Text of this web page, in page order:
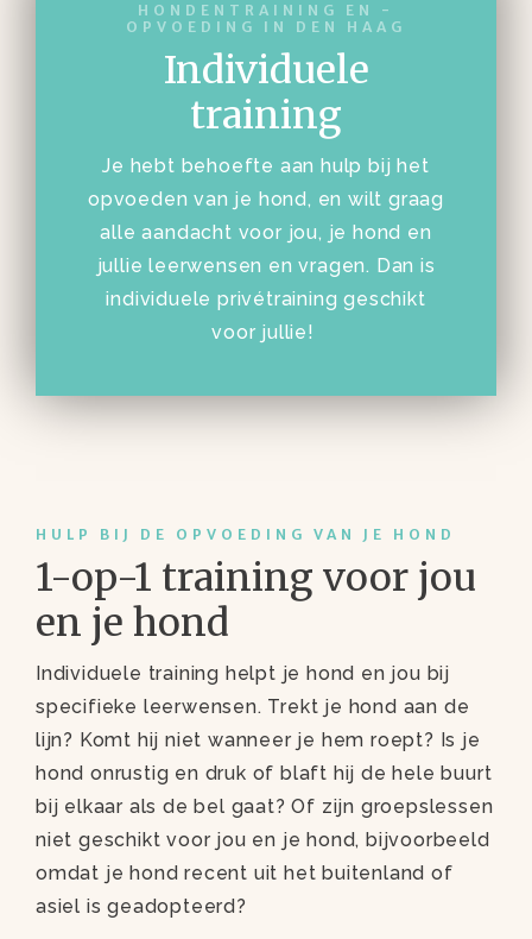
HONDENTRAINING EN -
OPVOEDING IN DEN HAAG
Individuele
training
Je hebt behoefte aan hulp bij het
opvoeden van je hond, en wilt graag
alle aandacht voor jou, je hond en
jullie leerwensen en vragen. Dan is
individuele privétraining geschikt
voor jullie!
HULP BIJ DE OPVOEDING VAN JE HOND
1-op-1 training voor jou
en je hond
Individuele training helpt je hond en jou bij
specifieke leerwensen. Trekt je hond aan de
lijn? Komt hij niet wanneer je hem roept? Is je
hond onrustig en druk of blaft hij de hele buurt
bij elkaar als de bel gaat? Of zijn groepslessen
niet geschikt voor jou en je hond, bijvoorbeeld
omdat je hond recent uit het buitenland of
asiel is geadopteerd?